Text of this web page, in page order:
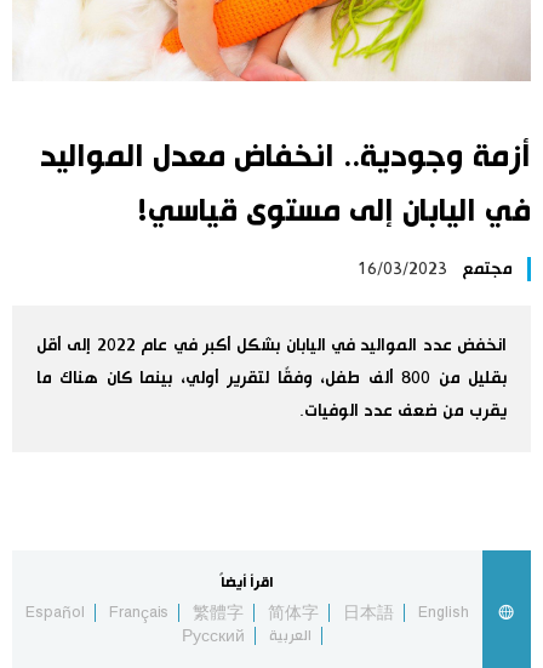
إنفوغرافيك اليابان
سياحة وسفر
اليابان في فيديو
علوم وتكنولوجيا
تواصل معنا
أزمة وجودية.. انخفاض معدل المواليد
في اليابان إلى مستوى قياسي!
مجتمع 16/03/2023
انخفض عدد المواليد في اليابان بشكل أكبر في عام 2022 إلى أقل
بقليل من 800 ألف طفل، وفقًا لتقرير أولي، بينما كان هناك ما
يقرب من ضعف عدد الوفيات.
اقرأ أيضاً
English
日本語
简体字
繁體字
Français
Español
العربية
Русский